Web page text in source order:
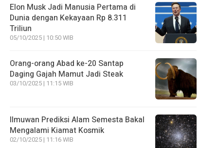
Elon Musk Jadi Manusia Pertama di
Dunia dengan Kekayaan Rp 8.311
Triliun
05/10/2025 | 10:50 WIB
Orang-orang Abad ke-20 Santap
Daging Gajah Mamut Jadi Steak
03/10/2025 | 11:15 WIB
Ilmuwan Prediksi Alam Semesta Bakal
Mengalami Kiamat Kosmik
02/10/2025 | 11:16 WIB